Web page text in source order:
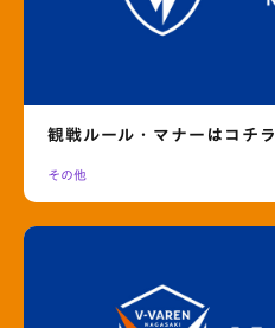
観戦ルール・マナーはコチラ
その他